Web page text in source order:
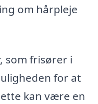
om hårpleje
som frisører i
for at
kan være en